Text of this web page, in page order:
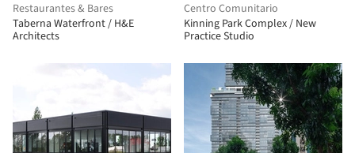
Restaurantes & Bares
Taberna Waterfront / H&E
Architects
Centro Comunitario
Kinning Park Complex / New
Practice Studio